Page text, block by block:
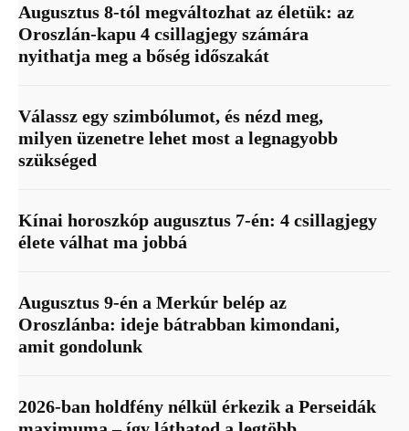
Augusztus 8-tól megváltozhat az életük: az
Oroszlán-kapu 4 csillagjegy számára
nyithatja meg a bőség időszakát
Válassz egy szimbólumot, és nézd meg,
milyen üzenetre lehet most a legnagyobb
szükséged
Kínai horoszkóp augusztus 7-én: 4 csillagjegy
élete válhat ma jobbá
Augusztus 9-én a Merkúr belép az
Oroszlánba: ideje bátrabban kimondani,
amit gondolunk
2026-ban holdfény nélkül érkezik a Perseidák